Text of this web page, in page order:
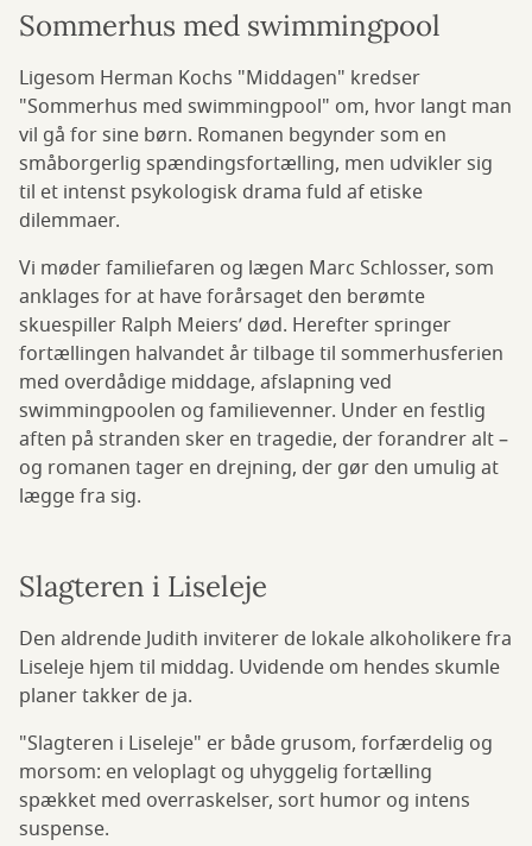
Sommerhus med swimmingpool
Ligesom Herman Kochs "Middagen" kredser
"Sommerhus med swimmingpool" om, hvor langt man
vil gå for sine børn. Romanen begynder som en
småborgerlig spændingsfortælling, men udvikler sig
til et intenst psykologisk drama fuld af etiske
dilemmaer.
Vi møder familiefaren og lægen Marc Schlosser, som
anklages for at have forårsaget den berømte
skuespiller Ralph Meiers’ død. Herefter springer
fortællingen halvandet år tilbage til sommerhusferien
med overdådige middage, afslapning ved
swimmingpoolen og familievenner. Under en festlig
aften på stranden sker en tragedie, der forandrer alt –
og romanen tager en drejning, der gør den umulig at
lægge fra sig.
Slagteren i Liseleje
Den aldrende Judith inviterer de lokale alkoholikere fra
Liseleje hjem til middag. Uvidende om hendes skumle
planer takker de ja.
"Slagteren i Liseleje" er både grusom, forfærdelig og
morsom: en veloplagt og uhyggelig fortælling
spækket med overraskelser, sort humor og intens
suspense.